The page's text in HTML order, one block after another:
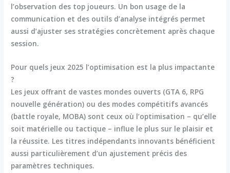
l’observation des top joueurs. Un bon usage de la
communication et des outils d’analyse intégrés permet
aussi d’ajuster ses stratégies concrètement après chaque
session.
Pour quels jeux 2025 l’optimisation est la plus impactante
?
Les jeux offrant de vastes mondes ouverts (GTA 6, RPG
nouvelle génération) ou des modes compétitifs avancés
(battle royale, MOBA) sont ceux où l’optimisation – qu’elle
soit matérielle ou tactique – influe le plus sur le plaisir et
la réussite. Les titres indépendants innovants bénéficient
aussi particulièrement d’un ajustement précis des
paramètres techniques.